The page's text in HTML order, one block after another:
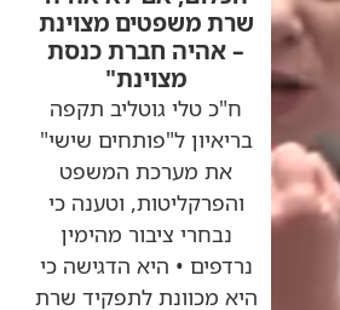
שרת משפטים מצוינת
– אהיה חברת כנסת
מצוינת"
ח"כ טלי גוטליב תקפה
בריאיון ל"פותחים שישי"
את מערכת המשפט
והפרקליטות, וטענה כי
נבחרי ציבור מהימין
נרדפים • היא הדגישה כי
היא מכוונת לתפקיד שרת